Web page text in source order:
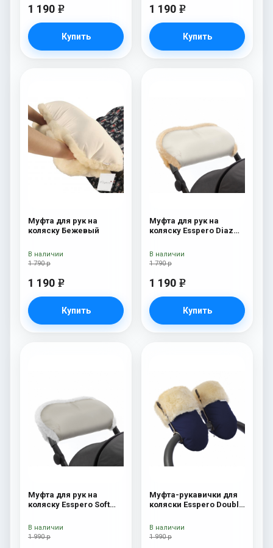
1 190 e
Купить
1 190 e
Купить
Муфта для рук на
коляску Бежевый
1 790 р
1 190 e
Купить
В наличии
Муфта для рук на
коляску Esspero Diaz
Beige
1 790 р
1 190 e
Купить
В наличии
Муфта для рук на
коляску Esspero Soft
1 990 р
В наличии
Муфта-рукавички для
коляски Esspero Double
Navy
1 990 р
В наличии